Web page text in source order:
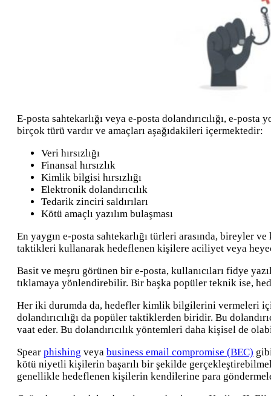
E-posta sahtekarlığı veya e-posta dolandırıcılığı, e-
birçok türü vardır ve amaçları aşağıdakileri içermektedir:
Veri hırsızlığı
Finansal hırsızlık
Kimlik bilgisi hırsızlığı
Elektronik dolandırıcılık
Tedarik zinciri saldırıları
Kötü amaçlı yazılım bulaşması
En yaygın e-posta sahtekarlığı türleri arasında, bireyler
taktikleri kullanarak hedeflenen kişilere aciliyet veya
Basit ve meşru görünen bir e-posta, kullanıcıları fidye
tıklamaya yönlendirebilir. Bir başka popüler teknik ise,
Her iki durumda da, hedefler kimlik bilgilerini vermeleri
dolandırıcılığı da popüler taktiklerden biridir. Bu
vaat eder. Bu dolandırıcılık yöntemleri daha kişisel de
Spear phishing veya business email compromise (BEC)
kötü niyetli kişilerin başarılı bir şekilde
genellikle hedeflenen kişilerin kendilerine para